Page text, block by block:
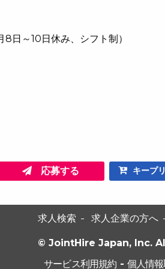
日～10日休み、シフト制）
応募する キープ
求人検索 求人企業の方へ
© JointHire Japan, Inc.
サービス利用規約 - 個人情